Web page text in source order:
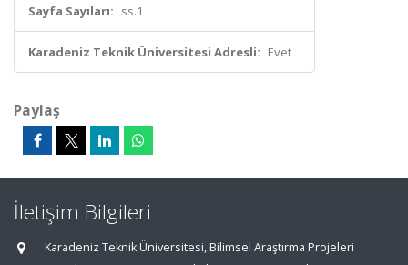
Sayfa Sayıları: ss.1
Karadeniz Teknik Üniversitesi Adresli: Evet
Paylaş
İletişim Bilgileri
Karadeniz Teknik Üniversitesi, Bilimsel Araştırma Projeleri